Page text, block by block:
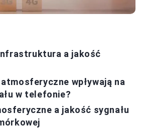
a jakość
wpływają na
w telefonie?
a jakość sygnału